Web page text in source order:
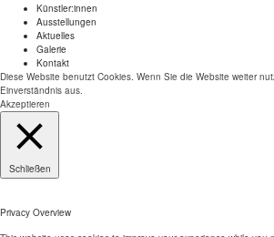
Künstler:innen
Ausstellungen
Aktuelles
Galerie
Kontakt
Diese Website benutzt Cookies. Wenn Sie die Website weiter
Einverständnis aus.
Akzeptieren
Schließen
Privacy Overview